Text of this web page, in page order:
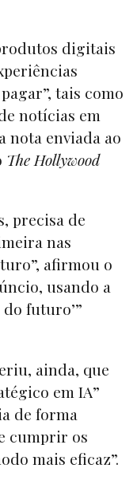
digitais
tais como
notícias em
nota enviada ao
The Hollywood
precisa de
nas
afirmou o
usando a
do futuro’”
ainda, que
em IA”
de forma
cumprir os
mais eficaz”.